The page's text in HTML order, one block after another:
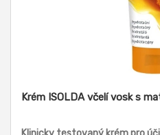
Krém ISOLDA včelí vosk s